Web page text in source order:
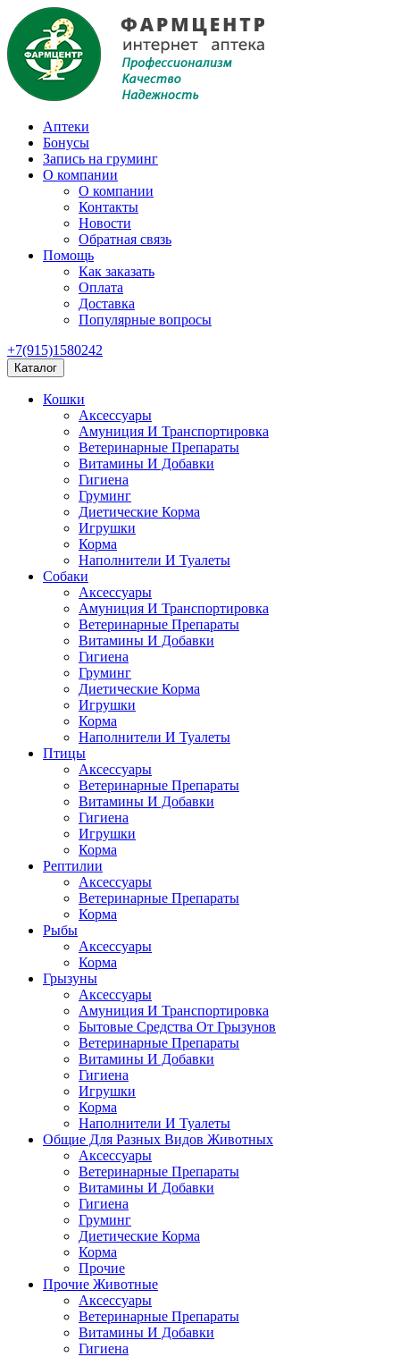
Аптеки
Бонусы
Запись на груминг
О компании
О компании
Контакты
Новости
Обратная связь
Помощь
Как заказать
Оплата
Доставка
Популярные вопросы
+7(915)1580242
Каталог
Кошки
Аксессуары
Амуниция И Транспортировка
Ветеринарные Препараты
Витамины И Добавки
Гигиена
Груминг
Диетические Корма
Игрушки
Корма
Наполнители И Туалеты
Собаки
Аксессуары
Амуниция И Транспортировка
Ветеринарные Препараты
Витамины И Добавки
Гигиена
Груминг
Диетические Корма
Игрушки
Корма
Наполнители И Туалеты
Птицы
Аксессуары
Ветеринарные Препараты
Витамины И Добавки
Гигиена
Игрушки
Корма
Рептилии
Аксессуары
Ветеринарные Препараты
Корма
Рыбы
Аксессуары
Корма
Грызуны
Аксессуары
Амуниция И Транспортировка
Бытовые Средства От Грызунов
Ветеринарные Препараты
Витамины И Добавки
Гигиена
Игрушки
Корма
Наполнители И Туалеты
Общие Для Разных Видов Животных
Аксессуары
Ветеринарные Препараты
Витамины И Добавки
Гигиена
Груминг
Диетические Корма
Корма
Прочие
Прочие Животные
Аксессуары
Ветеринарные Препараты
Витамины И Добавки
Гигиена